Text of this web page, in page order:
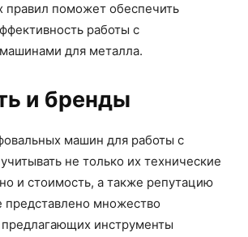
правил поможет обеспечить
работы с
для металла.
и бренды
машин для работы с
не только их технические
и стоимость, а также репутацию
представлено множество
инструменты